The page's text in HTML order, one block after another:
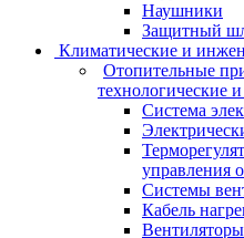
Наушники
Защитный
Климатические и
Отопительные
технологические
Система
управления
Системы
Кабель
Вентиляторы